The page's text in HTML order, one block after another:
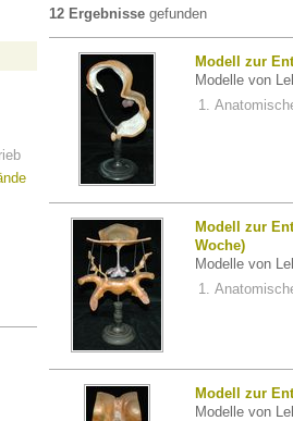
12 Ergebnisse gefunden
Modell zur
Modelle von
Modell zur
Woche)
Modelle von
Modell zur
Modelle von